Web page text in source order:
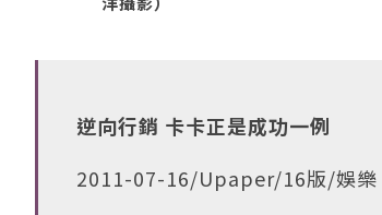
逆向行銷 卡卡正是成功一例
2011-07-16/Upaper/16版/娛樂